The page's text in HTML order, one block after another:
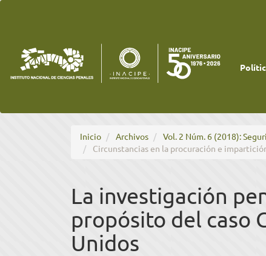
Barra
lateral
Inicio Archivos
Vol. 2 Núm. 6 (2018):
Circunstancias en la procuración e
La investigación
propósito del caso
Unidos